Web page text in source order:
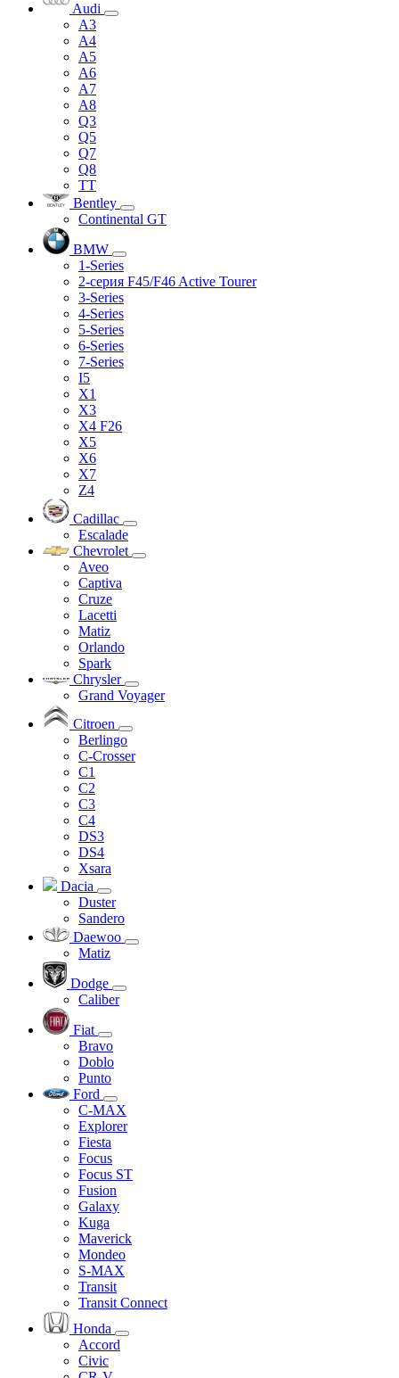
Audi
A3
A4
A5
A6
A7
A8
Q3
Q5
Q7
Q8
TT
Bentley
Continental GT
BMW
1-Series
2-серия F45/F46 Active Tourer
3-Series
4-Series
5-Series
6-Series
7-Series
I5
X1
X3
X4 F26
X5
X6
X7
Z4
Cadillac
Escalade
Chevrolet
Aveo
Captiva
Cruze
Lacetti
Matiz
Orlando
Spark
Chrysler
Grand Voyager
Citroen
Berlingo
C-Crosser
C1
C2
C3
C4
DS3
DS4
Xsara
Dacia
Duster
Sandero
Daewoo
Matiz
Dodge
Caliber
Fiat
Bravo
Doblo
Punto
Ford
C-MAX
Explorer
Fiesta
Focus
Focus ST
Fusion
Galaxy
Kuga
Maverick
Mondeo
S-MAX
Transit
Transit Connect
Honda
Accord
Civic